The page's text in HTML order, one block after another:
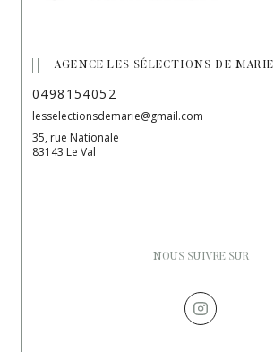
AGENCE LES SÉLECTIONS DE MARIE
0498154052
lesselectionsdemarie@gmail.com
35, rue Nationale
83143 Le Val
NOUS SUIVRE SUR